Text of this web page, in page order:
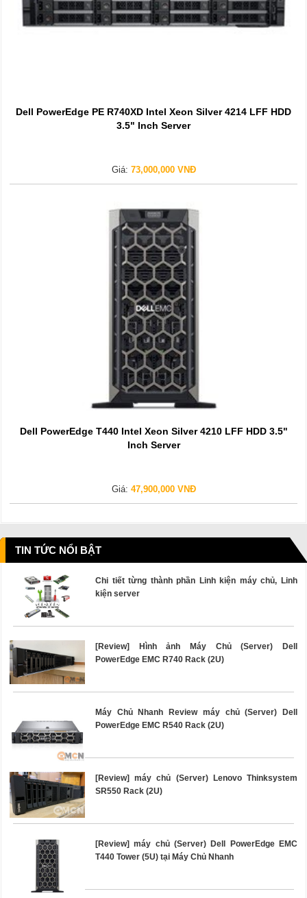
Dell PowerEdge PE R740XD Intel Xeon Silver 4214 LFF HDD
3.5" Inch Server
Giá: 73,000,000 VNĐ
Dell PowerEdge T440 Intel Xeon Silver 4210 LFF HDD 3.5"
Inch Server
Giá: 47,900,000 VNĐ
TIN TỨC NỔI BẬT
Chi tiết từng thành phần Linh kiện máy chủ, Linh
kiện server
[Review] Hình ảnh Máy Chủ (Server) Dell
PowerEdge EMC R740 Rack (2U)
Máy Chủ Nhanh Review máy chủ (Server) Dell
PowerEdge EMC R540 Rack (2U)
[Review] máy chủ (Server) Lenovo Thinksystem
SR550 Rack (2U)
[Review] máy chủ (Server) Dell PowerEdge EMC
T440 Tower (5U) tại Máy Chủ Nhanh